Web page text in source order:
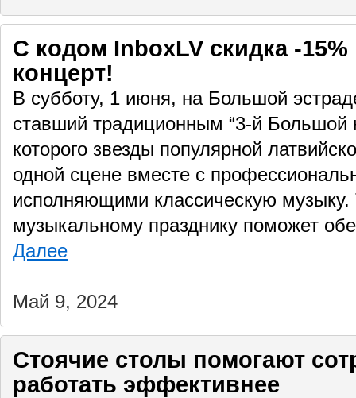
С кодом InboxLV скидка -
концерт!
В субботу, 1 июня, на Большой
ставший традиционным “3-й Большой
которого звезды популярной
одной сцене вместе с
исполняющими классическую
музыкальному празднику поможет
Далее
Май 9, 2024
Стоячие столы помогают
работать эффективнее